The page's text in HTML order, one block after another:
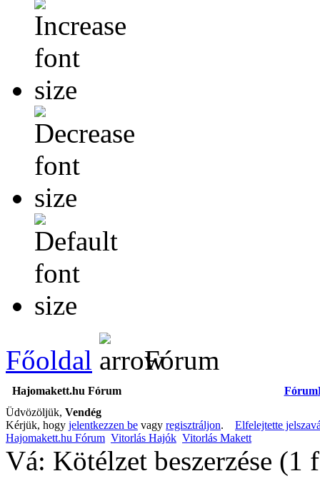
Főoldal Fórum
Hajomakett.hu Fórum Fórum
Üdvözöljük, Vendég
Kérjük, hogy jelentkezzen be vagy regisztráljon. Elfelejtette
Hajomakett.hu Fórum Vitorlás Hajók Vitorlás Makett
Vá: Kötélzet beszerzése (1